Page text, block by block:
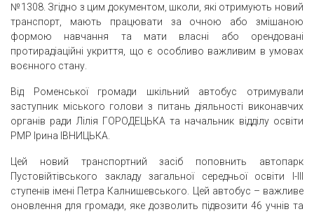
№1308. Згідно з цим документом, школи, які отримують новий
транспорт, мають працювати за очною або змішаною
формою навчання та мати власні або орендовані
протирадіаційні укриття, що є особливо важливим в умовах
воєнного стану.
Від Роменської громади шкільний автобус отримували
заступник міського голови з питань діяльності виконавчих
органів ради Лілія ГОРОДЕЦЬКА та начальник відділу освіти
РМР Ірина ІВНИЦЬКА.
Цей новий транспортний засіб поповнить автопарк
Пустовійтівського закладу загальної середньої освіти І-ІІІ
ступенів імені Петра Калнишевського. Цей автобус – важливе
оновлення для громади, яке дозволить підвозити 46 учнів та